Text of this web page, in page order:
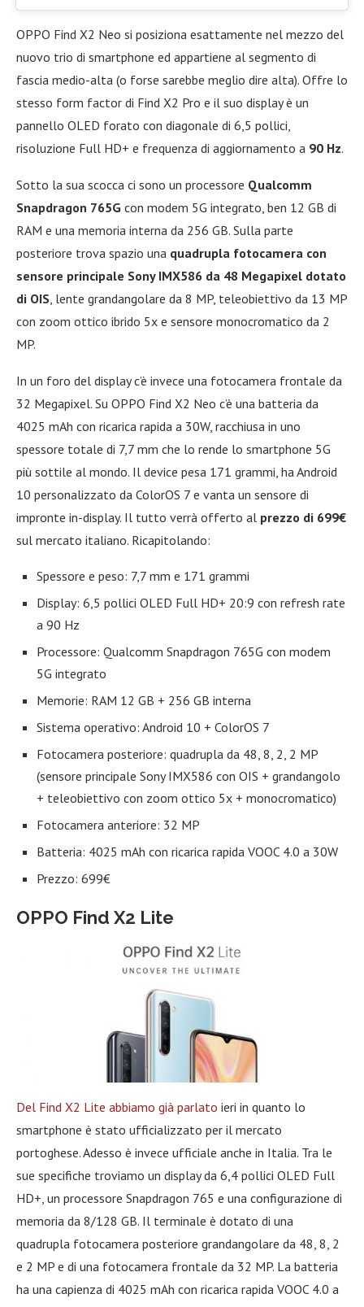
OPPO Find X2 Neo si posiziona esattamente nel mezzo del
nuovo trio di smartphone ed appartiene al segmento di
fascia medio-alta (o forse sarebbe meglio dire alta). Offre lo
stesso form factor di Find X2 Pro e il suo display è un
pannello OLED forato con diagonale di 6,5 pollici,
risoluzione Full HD+ e frequenza di aggiornamento a 90 Hz.
Sotto la sua scocca ci sono un processore Qualcomm
Snapdragon 765G con modem 5G integrato, ben 12 GB di
RAM e una memoria interna da 256 GB. Sulla parte
posteriore trova spazio una quadrupla fotocamera con
sensore principale Sony IMX586 da 48 Megapixel dotato
di OIS , lente grandangolare da 8 MP, teleobiettivo da 13 MP
con zoom ottico ibrido 5x e sensore monocromatico da 2
MP.
In un foro del display c’è invece una fotocamera frontale da
32 Megapixel. Su OPPO Find X2 Neo c’è una batteria da
4025 mAh con ricarica rapida a 30W, racchiusa in uno
spessore totale di 7,7 mm che lo rende lo smartphone 5G
più sottile al mondo. Il device pesa 171 grammi, ha Android
10 personalizzato da ColorOS 7 e vanta un sensore di
impronte in-display. Il tutto verrà offerto al prezzo di 699€
sul mercato italiano. Ricapitolando:
Spessore e peso: 7,7 mm e 171 grammi
Display: 6,5 pollici OLED Full HD+ 20:9 con refresh rate
a 90 Hz
Processore: Qualcomm Snapdragon 765G con modem
5G integrato
Memorie: RAM 12 GB + 256 GB interna
Sistema operativo: Android 10 + ColorOS 7
Fotocamera posteriore: quadrupla da 48, 8, 2, 2 MP
(sensore principale Sony IMX586 con OIS + grandangolo
+ teleobiettivo con zoom ottico 5x + monocromatico)
Fotocamera anteriore: 32 MP
Batteria: 4025 mAh con ricarica rapida VOOC 4.0 a 30W
Prezzo: 699€
OPPO Find X2 Lite
Del Find X2 Lite abbiamo già parlato ieri in quanto lo
smartphone è stato ufficializzato per il mercato
portoghese. Adesso è invece ufficiale anche in Italia. Tra le
sue specifiche troviamo un display da 6,4 pollici OLED Full
HD+, un processore Snapdragon 765 e una configurazione di
memoria da 8/128 GB. Il terminale è dotato di una
quadrupla fotocamera posteriore grandangolare da 48, 8, 2
e 2 MP e di una fotocamera frontale da 32 MP. La batteria
ha una capienza di 4025 mAh con ricarica rapida VOOC 4.0 a